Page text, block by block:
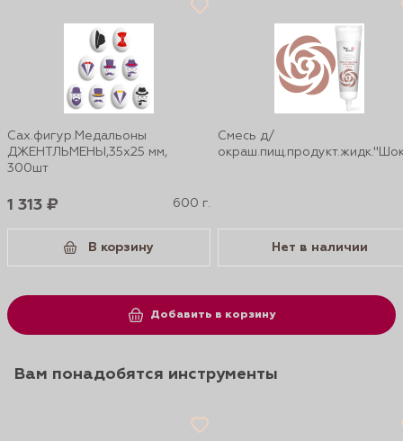
Сах.фигур.Медальоны
ДЖЕНТЛЬМЕНЫ,35х25 мм,
300шт
1 313 ₽ 600 г.
В корзину
Смесь д/
Нет в наличии
Добавить в корзину
Вам понадобятся инструменты